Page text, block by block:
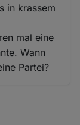
in krassem
mal eine
Wann
Partei?